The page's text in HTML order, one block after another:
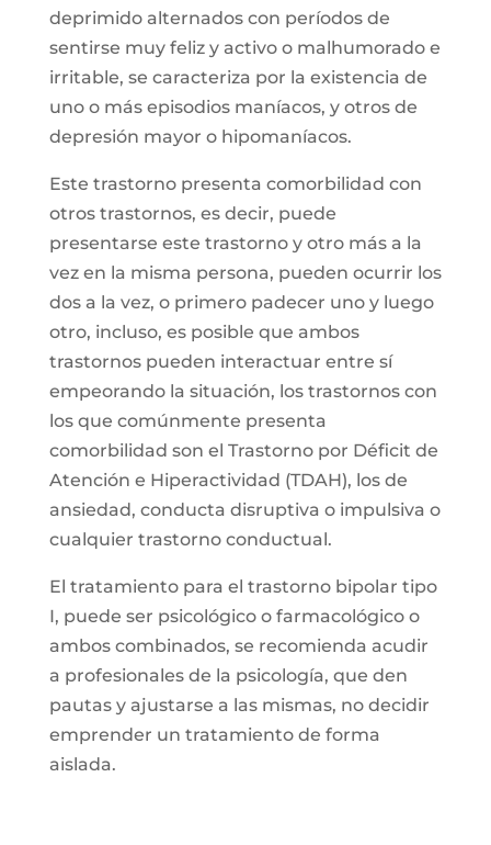
deprimido alternados con períodos de
sentirse muy feliz y activo o malhumorado e
irritable, se caracteriza por la existencia de
uno o más episodios maníacos, y otros de
depresión mayor o hipomaníacos.
Este trastorno presenta comorbilidad con
otros trastornos, es decir, puede
presentarse este trastorno y otro más a la
vez en la misma persona, pueden ocurrir los
dos a la vez, o primero padecer uno y luego
otro, incluso, es posible que ambos
trastornos pueden interactuar entre sí
empeorando la situación, los trastornos con
los que comúnmente presenta
comorbilidad son el Trastorno por Déficit de
Atención e Hiperactividad (TDAH), los de
ansiedad, conducta disruptiva o impulsiva o
cualquier trastorno conductual.
El tratamiento para el trastorno bipolar tipo
I, puede ser psicológico o farmacológico o
ambos combinados, se recomienda acudir
a profesionales de la psicología, que den
pautas y ajustarse a las mismas, no decidir
emprender un tratamiento de forma
aislada.